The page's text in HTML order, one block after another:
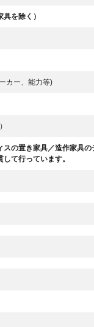
を除く）
カー、能力等)
スの置き家具／造作家具の
て行っています。